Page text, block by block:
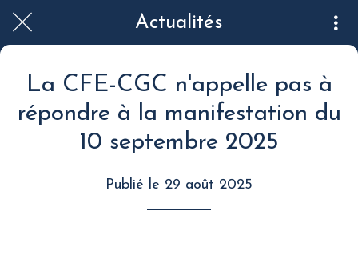
Actualités
La CFE-CGC n'appelle pas à
répondre à la manifestation du
10 septembre 2025
Publié le 29 août 2025